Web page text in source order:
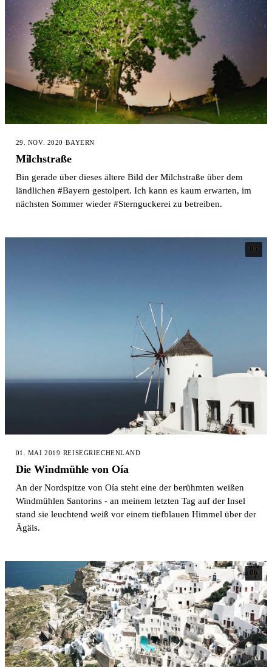
29. NOV. 2020 ·BAYERN
Milchstraße
Bin gerade über dieses ältere Bild der Milchstraße über dem
ländlichen #Bayern gestolpert. Ich kann es kaum erwarten, im
nächsten Sommer wieder #Sternguckerei zu betreiben.
05
01. MAI 2019·REISEGRIECHENLAND
Die Windmühle von Oía
An der Nordspitze von Oía steht eine der berühmten weißen
Windmühlen Santorins - an meinem letzten Tag auf der Insel
stand sie leuchtend weiß vor einem tiefblauen Himmel über der
Ägäis.
06